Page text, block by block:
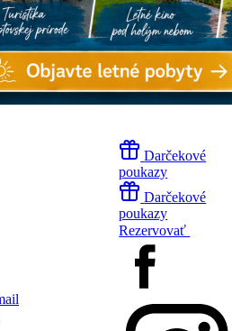
Darčekové
poukazy
Darčekové
poukazy
Rezervovať